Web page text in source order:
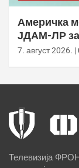
Америчка
ЈДАМ-ЛР
7. август 2026. |
Телевизија